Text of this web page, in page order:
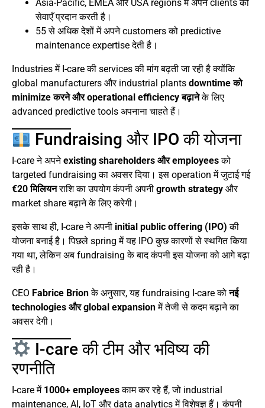
Asia-Pacific, EMEA और USA regions में अपने clients को
सेवाएँ प्रदान करती है।
55 से अधिक देशों में अपने customers को predictive
maintenance expertise देती है।
Industries में I-care की services की मांग बढ़ती जा रही है क्योंकि
global manufacturers और industrial plants downtime को
minimize करने और operational efficiency बढ़ानेके लिए
advanced predictive tools अपनाना चाहते हैं।
Fundraising और IPO की योजना
I-care ने अपनेexisting shareholders और employeesको
targeted fundraising का अवसर दिया। इस operation में जुटाई गई
€20 मिलियनराशि का उपयोग कंपनी अपनी growth strategy और
market share बढ़ाने के लिए करेगी।
इसके साथ ही, I-care ने अपनी initial public offering (IPO) की
योजना बनाई है। पिछले spring में यह IPO कुछ कारणों से स्थगित किया
गया था, लेकिन अब fundraising के बाद कंपनी इस योजना को आगे बढ़ा
रही है।
CEO Fabrice Brionके अनुसार, यह fundraising I-care कोनई
technologies और global expansionमें तेजी से कदम बढ़ाने का
अवसर देगी।
I-care की टीम और भविष्य की
रणनीति
I-care में 1000+ employeesकाम कर रहे हैं, जो industrial
maintenance, AI, IoT और data analytics में विशेषज्ञ हैं। कंपनी